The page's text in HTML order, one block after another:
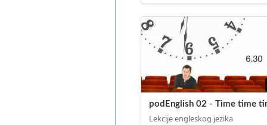
podEnglish 02 - Time time
Lekcije engleskog jezika